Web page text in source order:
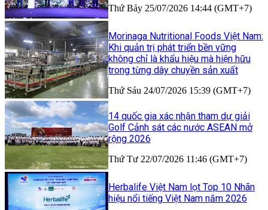
Thứ Bảy 25/07/2026 14:44 (GMT+7)
Morinaga Nutritional Foods Việt Nam:
Khi quản trị phát triển bền vững
không chỉ là khẩu hiệu mà hiện hữu
trong từng dây chuyền sản xuất
Thứ Sáu 24/07/2026 15:39 (GMT+7)
14 quốc gia xác nhận tham dự giải
Golf Cảnh sát các nước ASEAN mở
rộng 2026
Thứ Tư 22/07/2026 11:46 (GMT+7)
Herbalife Việt Nam lọt Top 10 Nhãn
hiệu nổi tiếng Việt Nam năm 2026